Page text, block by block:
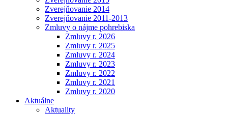
Zverejňovanie 2014
Zverejňovanie 2011-2013
Zmluvy o nájme pohrebiska
Zmluvy r. 2026
Zmluvy r. 2025
Zmluvy r. 2024
Zmluvy r. 2023
Zmluvy r. 2022
Zmluvy r. 2021
Zmluvy r. 2020
Aktuálne
Aktuality